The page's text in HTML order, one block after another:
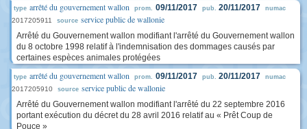
type arrêté du gouvernement wallon prom. 09/11/2017 pub. 20/11/2017 numac
2017205911 source service public de wallonie
Arrêté du Gouvernement wallon modifiant l'arrêté du Gouvernement wallon
du 8 octobre 1998 relatif à l'indemnisation des dommages causés par
certaines espèces animales protégées
type arrêté du gouvernement wallon prom. 09/11/2017 pub. 20/11/2017 numac
2017205910 source service public de wallonie
Arrêté du Gouvernement wallon modifiant l'arrêté du 22 septembre 2016
portant exécution du décret du 28 avril 2016 relatif au « Prêt Coup de
Pouce »